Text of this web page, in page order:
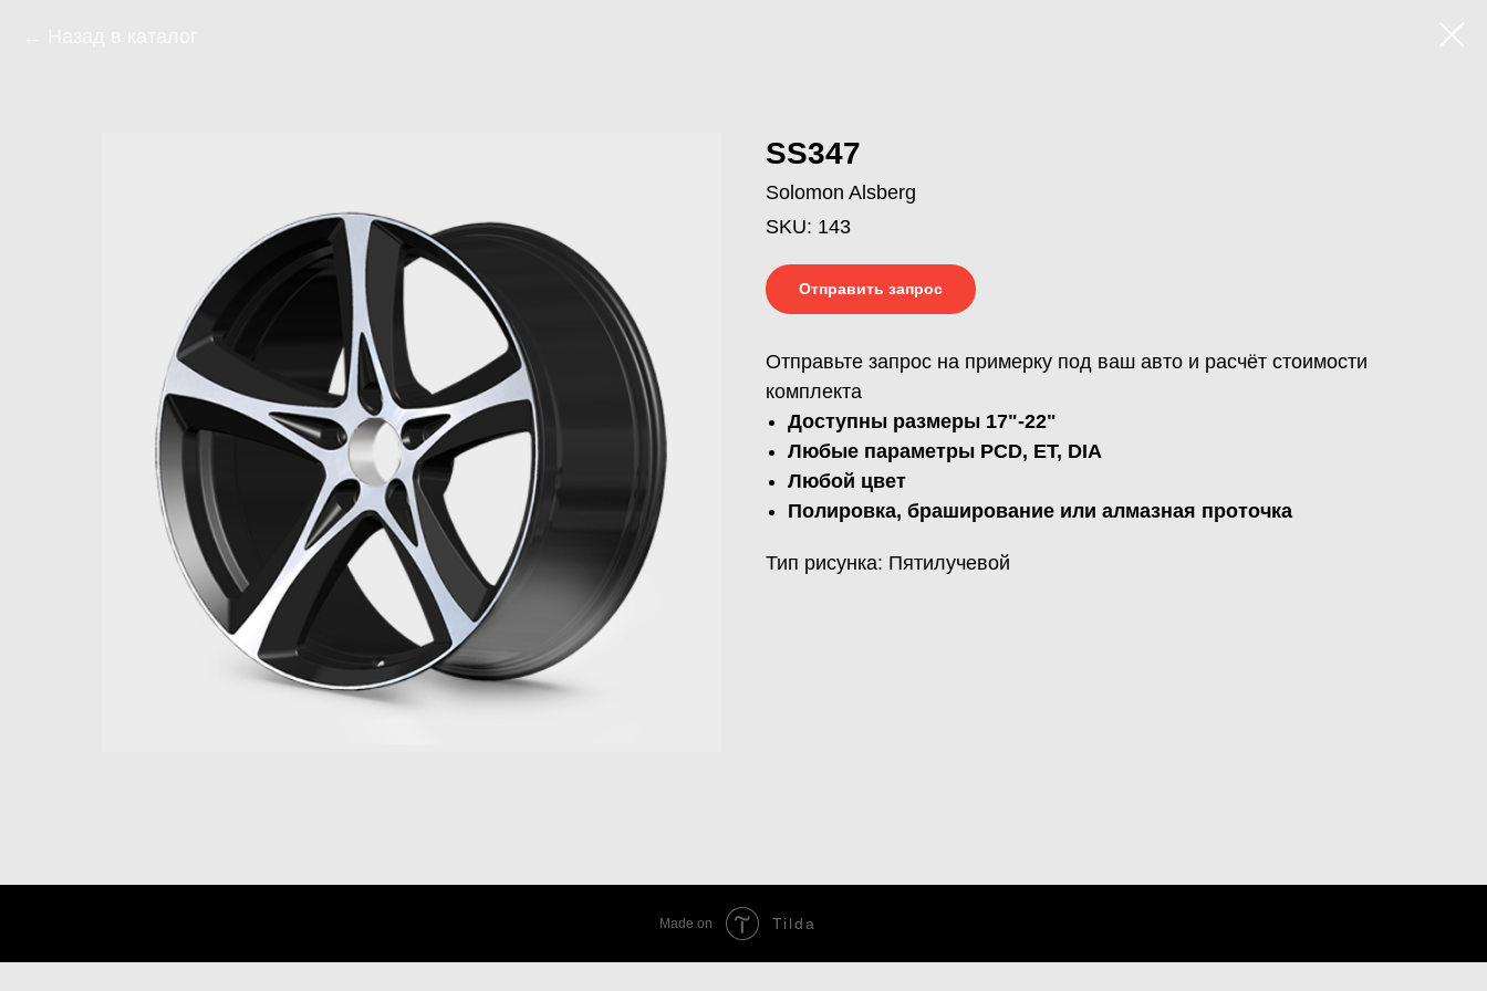
SS347
Solomon Alsberg
SKU: 143
Отправить запрос
Отправьте запрос на примерку под ваш авто и расчёт стоимости
комплекта
Доступны размеры 17"-22"
Любые параметры PCD, ET, DIA
Любой цвет
Полировка, браширование или алмазная проточка
Тип рисунка: Пятилучевой
Made on Tilda